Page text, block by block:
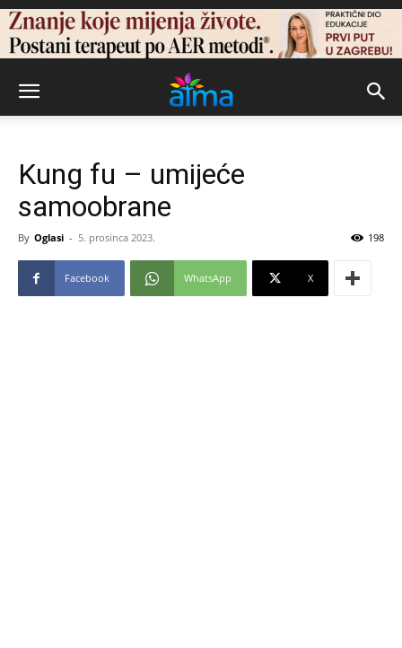
Kung fu – umijeće
samoobrane
By Oglasi - 5. prosinca 2023. 198
Facebook WhatsApp X